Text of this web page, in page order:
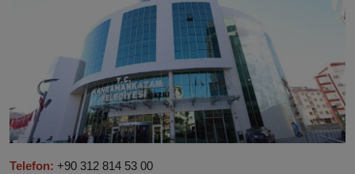
Telefon: +90 312 814 53 00​